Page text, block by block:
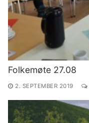
Folkemøte 27.08
2. SEPTEMBER 2019